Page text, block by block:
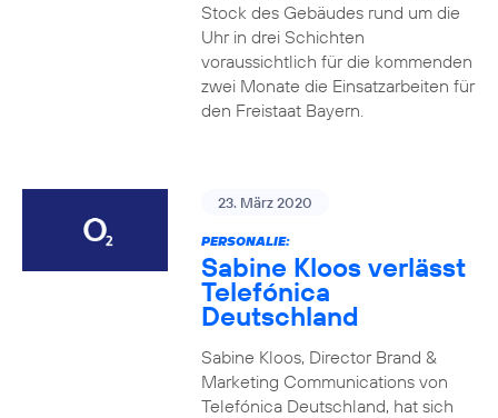
Stock des Gebäudes rund um die
Uhr in drei Schichten
voraussichtlich für die kommenden
zwei Monate die Einsatzarbeiten für
den Freistaat Bayern.
23. März 2020
PERSONALIE:
Sabine Kloos verlässt
Telefónica
Deutschland
Sabine Kloos, Director Brand &
Marketing Communications von
Telefónica Deutschland, hat sich